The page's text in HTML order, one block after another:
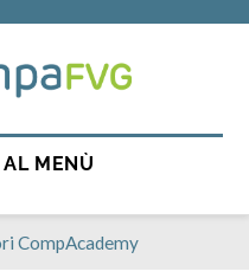
MENÙ
CompAcademy